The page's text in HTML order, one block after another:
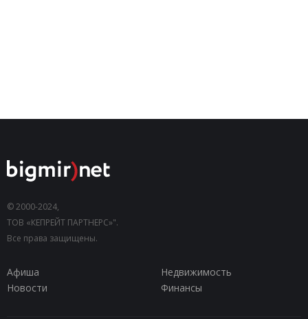
© 2000-2024,
ТОВ «КЕПРЕЙТ ПАРТНЕРС»".
Все права защищены.
Афиша
Недвижимость
Новости
Финансы